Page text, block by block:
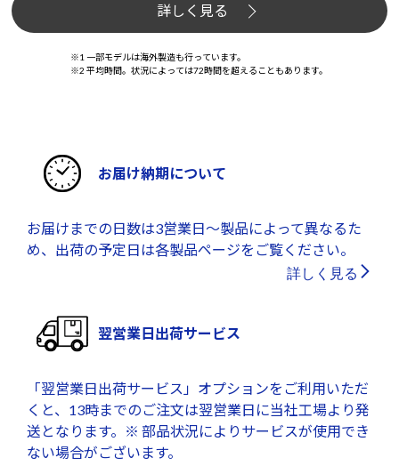
詳しく見る
※1 一部モデルは海外製造も行っています。
※2 平均時間。状況によっては72時間を超えることもあります。
お届け納期について
お届けまでの日数は3営業日～製品によって異なるた
め、出荷の予定日は各製品ページをご覧ください。
詳しく見る
翌営業日出荷サービス
「翌営業日出荷サービス」オプションをご利用いただ
くと、13時までのご注文は翌営業日に当社工場より発
送となります。※ 部品状況によりサービスが使用でき
ない場合がございます。